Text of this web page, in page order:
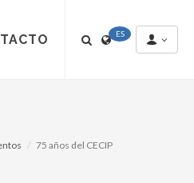
ES
75 años del CECIP